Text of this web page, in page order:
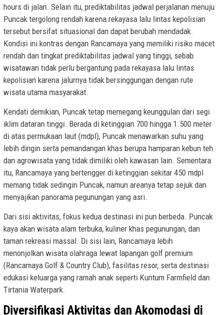
hours di jalan. Selain itu, prediktabilitas jadwal perjalanan menuju
Puncak tergolong rendah karena rekayasa lalu lintas kepolisian
tersebut bersifat situasional dan dapat berubah mendadak.
Kondisi ini kontras dengan Rancamaya yang memiliki risiko macet
rendah dan tingkat prediktabilitas jadwal yang tinggi, sebab
wisatawan tidak perlu bergantung pada rekayasa lalu lintas
kepolisian karena jalurnya tidak bersinggungan dengan rute
wisata utama masyarakat.
Kendati demikian, Puncak tetap memegang keunggulan dari segi
iklim dataran tinggi. Berada di ketinggian 700 hingga 1.500 meter
di atas permukaan laut (mdpl), Puncak menawarkan suhu yang
lebih dingin serta pemandangan khas berupa hamparan kebun teh
dan agrowisata yang tidak dimiliki oleh kawasan lain. Sementara
itu, Rancamaya yang bertengger di ketinggian sekitar 450 mdpl
memang tidak sedingin Puncak, namun areanya tetap sejuk dan
menyajikan panorama pegunungan yang asri.
Dari sisi aktivitas, fokus kedua destinasi ini pun berbeda. Puncak
kaya akan wisata alam terbuka, kuliner khas pegunungan, dan
taman rekreasi massal. Di sisi lain, Rancamaya lebih
menonjolkan wisata olahraga lewat lapangan golf premium
(Rancamaya Golf & Country Club), fasilitas resor, serta destinasi
edukasi keluarga yang ramah anak seperti Kuntum Farmfield dan
Tirtania Waterpark.
Diversifikasi Aktivitas dan Akomodasi di